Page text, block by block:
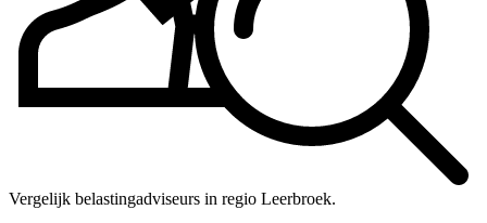
Vergelijk belastingadviseurs in regio Leerbroek.